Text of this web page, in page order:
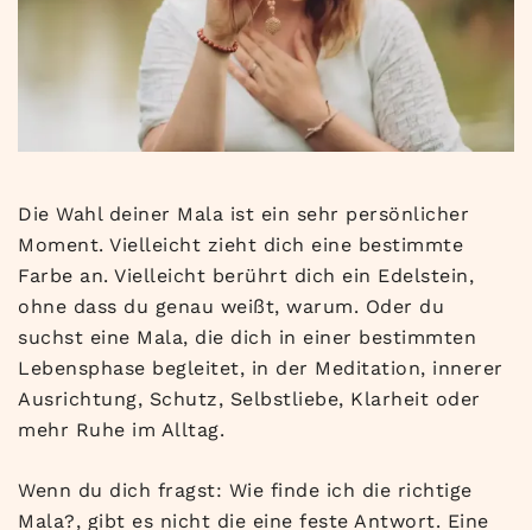
Die Wahl deiner Mala ist ein sehr persönlicher
Moment. Vielleicht zieht dich eine bestimmte
Farbe an. Vielleicht berührt dich ein Edelstein,
ohne dass du genau weißt, warum. Oder du
suchst eine Mala, die dich in einer bestimmten
Lebensphase begleitet, in der Meditation, innerer
Ausrichtung, Schutz, Selbstliebe, Klarheit oder
mehr Ruhe im Alltag.
Wenn du dich fragst: Wie finde ich die richtige
Mala?, gibt es nicht die eine feste Antwort. Eine